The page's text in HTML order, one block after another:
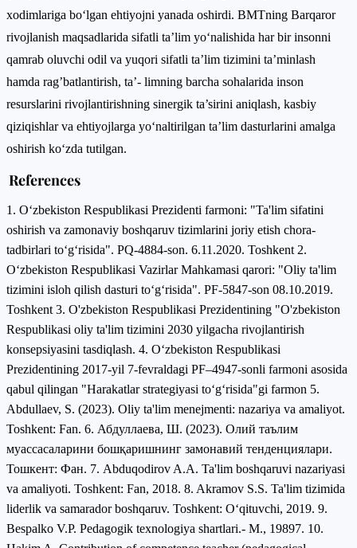
xodimlariga bo‘lgan ehtiyojni yanada oshirdi. BMTning Barqaror
rivojlanish maqsadlarida sifatli ta’lim yo‘nalishida har bir insonni
qamrab oluvchi odil va yuqori sifatli ta’lim tizimini ta’minlash
hamda rag’batlantirish, ta’- limning barcha sohalarida inson
resurslarini rivojlantirishning sinergik ta’sirini aniqlash, kasbiy
qiziqishlar va ehtiyojlarga yo‘naltirilgan ta’lim dasturlarini amalga
oshirish ko‘zda tutilgan.
References
1. O‘zbekiston Respublikasi Prezidenti farmoni: "Ta'lim sifatini
oshirish va zamonaviy boshqaruv tizimlarini joriy etish chora-
tadbirlari to‘g‘risida". PQ-4884-son. 6.11.2020. Toshkent 2.
O‘zbekiston Respublikasi Vazirlar Mahkamasi qarori: "Oliy ta'lim
tizimini isloh qilish dasturi to‘g‘risida". PF-5847-son 08.10.2019.
Toshkent 3. O'zbekiston Respublikasi Prezidentining "O'zbekiston
Respublikasi oliy ta'lim tizimini 2030 yilgacha rivojlantirish
konsepsiyasini tasdiqlash. 4. O‘zbekiston Respublikasi
Prezidentining 2017-yil 7-fevraldagi PF–4947-sonli farmoni asosida
qabul qilingan "Harakatlar strategiyasi to‘g‘risida"gi farmon 5.
Abdullaev, S. (2023). Oliy ta'lim menejmenti: nazariya va amaliyot.
Toshkent: Fan. 6. Абдуллаева, Ш. (2023). Олий таълим
муассасаларини бошқаришнинг замонавий тенденциялари.
Тошкент: Фан. 7. Abduqodirov A.A. Ta'lim boshqaruvi nazariyasi
va amaliyoti. Toshkent: Fan, 2018. 8. Akramov S.S. Ta'lim tizimida
liderlik va samarador boshqaruv. Toshkent: O‘qituvchi, 2019. 9.
Bespalko V.P. Pedagogik texnologiya shartlari.- M., 19897. 10.